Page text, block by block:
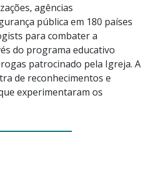
agências
pública em 180 países
para combater a
do programa educativo
patrocinado pela Igreja. A
de reconhecimentos e
experimentaram os